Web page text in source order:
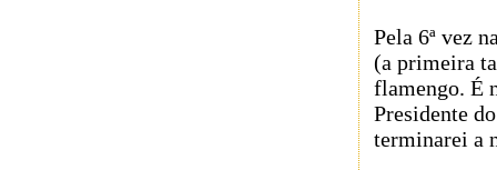
Pela 6ª vez
(a primeira
flamengo. É
Presidente
terminarei a